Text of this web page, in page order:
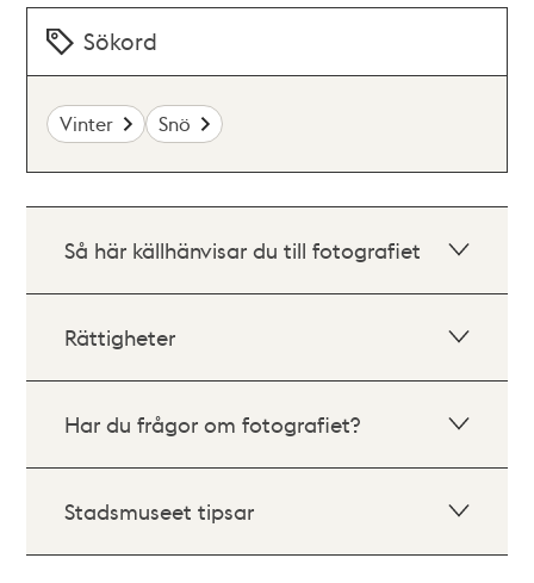
Sökord
Vinter Snö
Så här källhänvisar du till fotografiet
Rättigheter
Har du frågor om fotografiet?
Stadsmuseet tipsar